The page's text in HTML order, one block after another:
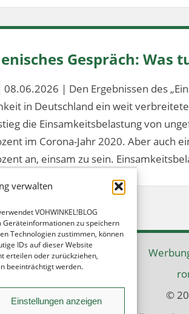
verwalten
VOHWINKEL!BLOG
Geräteinformationen zu speichern
Technologien zustimmen, können
IDs auf dieser Website
erteilen oder zurückziehen,
beeinträchtigt werden.
Einstellungen anzeigen
Gespräch: Was
08.06.2026 | Den Ergebnissen des
in Deutschland ein weit
die Einsamkeitsbelastung von
im Corona-Jahr 2020. Aber auch
an, einsam zu sein.
©